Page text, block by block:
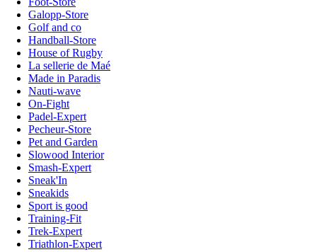
Galopp-Store
Golf and co
Handball-Store
House of Rugby
La sellerie de Maé
Made in Paradis
Nauti-wave
On-Fight
Padel-Expert
Pecheur-Store
Pet and Garden
Slowood Interior
Smash-Expert
Sneak'In
Sneakids
Sport is good
Training-Fit
Trek-Expert
Triathlon-Expert